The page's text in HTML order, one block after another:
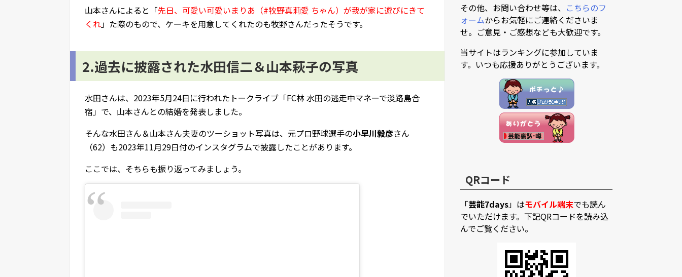
山本さんによると「先日、可愛い可愛いまりあ（#牧野真莉愛 ちゃん）が我が家に遊びにきて
くれ」た際のもので、ケーキを用意してくれたのも牧野さんだったそうです。
2.過去に披露された水田信二＆山本萩子の写真
水田さんは、2023年5月24日に行われたトークライブ「FC林 水田の逃走中マネーで淡路島合
宿」で、山本さんとの結婚を発表しました。
そんな水田さん＆山本さん夫妻のツーショット写真は、元プロ野球選手の小早川毅彦さん
（62）も2023年11月29日付のインスタグラムで披露したことがあります。
ここでは、そちらも振り返ってみましょう。
その他、お問い合わせ等は、 こちらのフ
ォームからお気軽にご連絡くださいま
せ。ご意見・ご感想なども大歓迎です。
当サイトはランキングに参加していま
す。いつも応援ありがとうございます。
QRコード
「芸能7days」はモバイル端末でも読ん
でいただけます。下記QRコードを読み込
んでご覧ください。